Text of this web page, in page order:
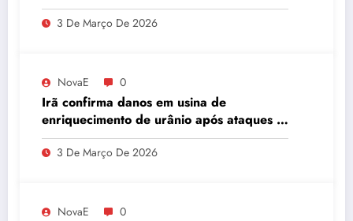
3 De Março De 2026
NovaE 0
Irã confirma danos em usina de
enriquecimento de urânio após ataques e
embaixador evita detalhes sobre
quantidade de urânio enriquecido
3 De Março De 2026
NovaE 0